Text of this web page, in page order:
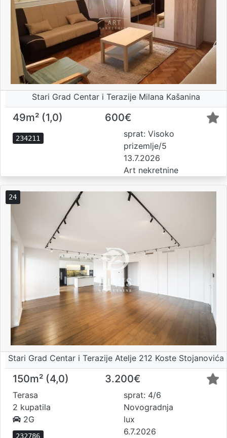
Stari Grad Centar i Terazije Milana Kašanina
49m² (1,0) 600€
234211
sprat: Visoko
prizemlje/5
13.7.2026
Art nekretnine
24
Stari Grad Centar i Terazije Atelje 212 Koste Stojanovića
150m² (4,0) 3.200€
Terasa
2 kupatila
2G
232786
sprat: 4/6
Novogradnja
lux
6.7.2026